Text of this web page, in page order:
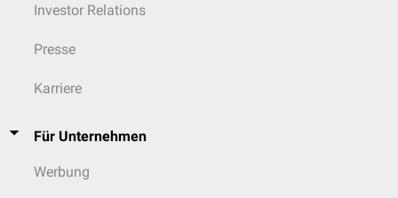
Investor Relations
Presse
Karriere
Für Unternehmen
Werbung